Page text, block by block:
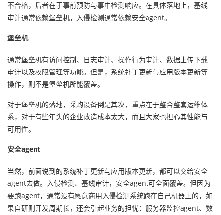
不合格，后者在于事前预防与事中检测响应。在具体落地上，基线
审计通常依赖堡垒机，入侵检测通常依赖安全agent。
堡垒机
通常堡垒机有访问控制、日志审计、操作行为审计、数据上传下载
审计以及权限管理等功能。但是，系统补丁更新与应用版本更新等
操作，则不是堡垒机所能覆盖。
对于堡垒机的落地，采购设备倒是其次，重点在于整合整套运维体
系，对于有些年头的企业改造成本太大，而且大家也担心其性能与
可用性。
安全agent
当然，前面说到的系统补丁更新与应用版本更新，都可以交给安全
agent去做。入侵检测、基线审计，安全agent可全面覆盖。但因为
要跑agent，通常没有愿意商用入侵检测系统跑在自己机器上的，如
果自研则开发周期长，还会引起业务的担忧：服务器监控agent、数